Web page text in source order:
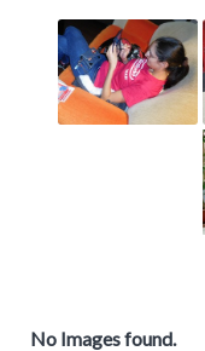
No Images found.